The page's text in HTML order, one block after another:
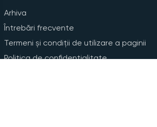
Arhiva
Întrebări frecvente
Termeni și condiții de utilizare a paginii
Politica de confidențialitate